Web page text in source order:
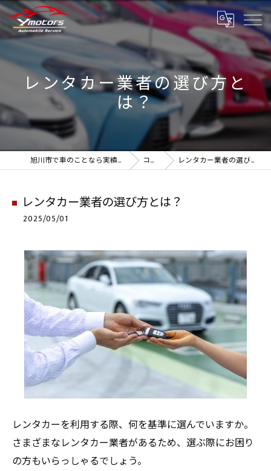
レンタカー業者の選び方と
は？
旭川市で車のことなら実績のYmotors コラム レンタカー業者の選び方とは？
レンタカー業者の選び方とは？
2025/05/01
レンタカーを利用する際、何を基準に選んでいますか。
さまざまなレンタカー業者があるため、選ぶ際にお困り
の方もいらっしゃるでしょう。